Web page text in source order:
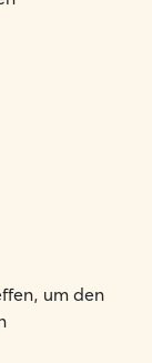
um den